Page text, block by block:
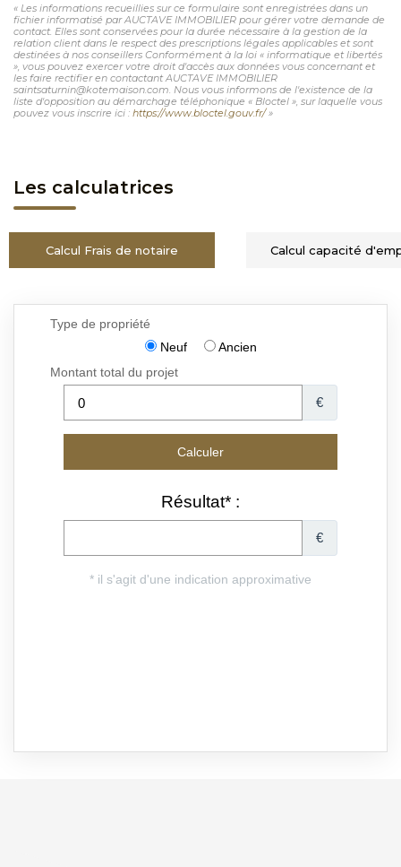
« Les informations recueillies sur ce formulaire sont enregistrées dans un
fichier informatisé par AUCTAVE IMMOBILIER pour gérer votre demande de
contact. Elles sont conservées pour la durée nécessaire à la gestion de la
relation client dans le respect des prescriptions légales applicables et sont
destinées à nos conseillers Conformément à la loi « informatique et libertés
», vous pouvez exercer votre droit d'accès aux données vous concernant et
les faire rectifier en contactant AUCTAVE IMMOBILIER
saintsaturnin@kotemaison.com. Nous vous informons de l'existence de la
liste d'opposition au démarchage téléphonique « Bloctel », sur laquelle vous
pouvez vous inscrire ici : https://www.bloctel.gouv.fr/»
Les calculatrices
Calcul Frais de notaire Calcul capacité